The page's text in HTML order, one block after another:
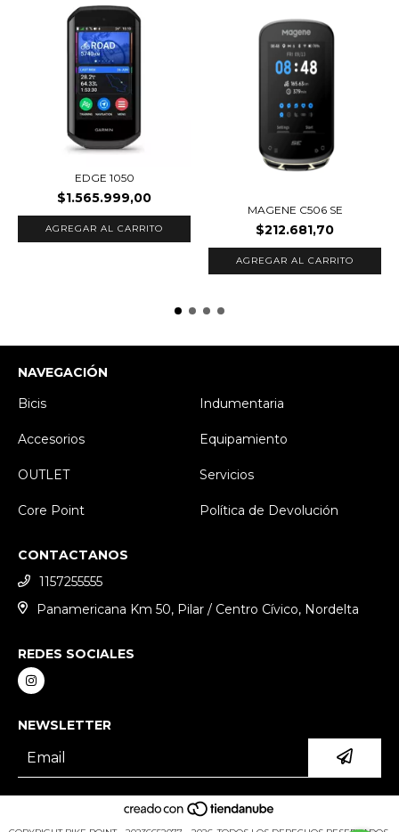
EDGE 1050
$1.565.999,00
MAGENE C506 SE
$212.681,70
NAVEGACIÓN
Bicis
Indumentaria
Accesorios Equipamiento
OUTLET Servicios
Core Point Política de Devolución
CONTACTANOS
1157255555
Panamericana Km 50, Pilar / Centro Cívico, Nordelta
REDES SOCIALES
NEWSLETTER